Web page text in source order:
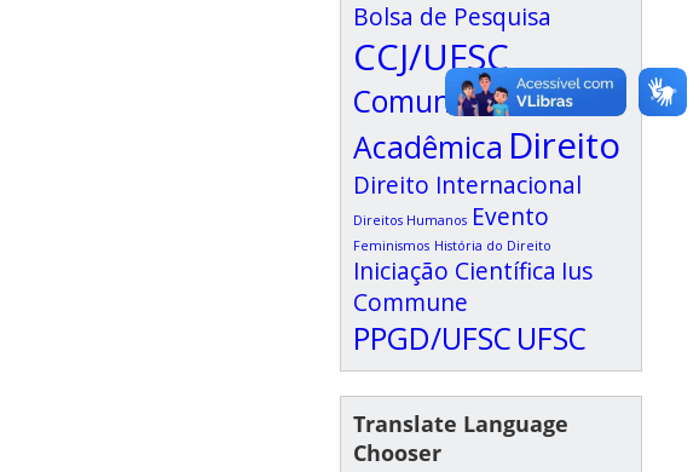
Bolsa de Pesquisa
CCJ/UFSC
Comunidade
Acadêmica Direito
Direito Internacional
Direitos Humanos Evento
Feminismos História do Direito
Iniciação Científica Ius
Commune
PPGD/UFSC UFSC
Translate Language
Chooser